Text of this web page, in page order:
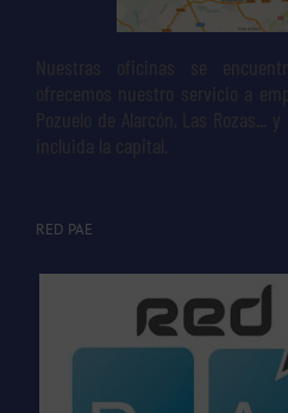
Nuestras oficinas se
ofrecemos nuestro servicio a
Pozuelo de Alarcón, Las Rozas...
incluida la capital.
RED PAE